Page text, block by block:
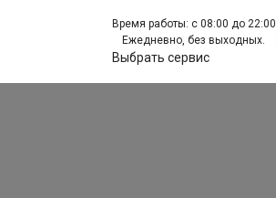
Время работы: с 08:00 до 22:00
Ежедневно, без выходных.
Выбрать сервис